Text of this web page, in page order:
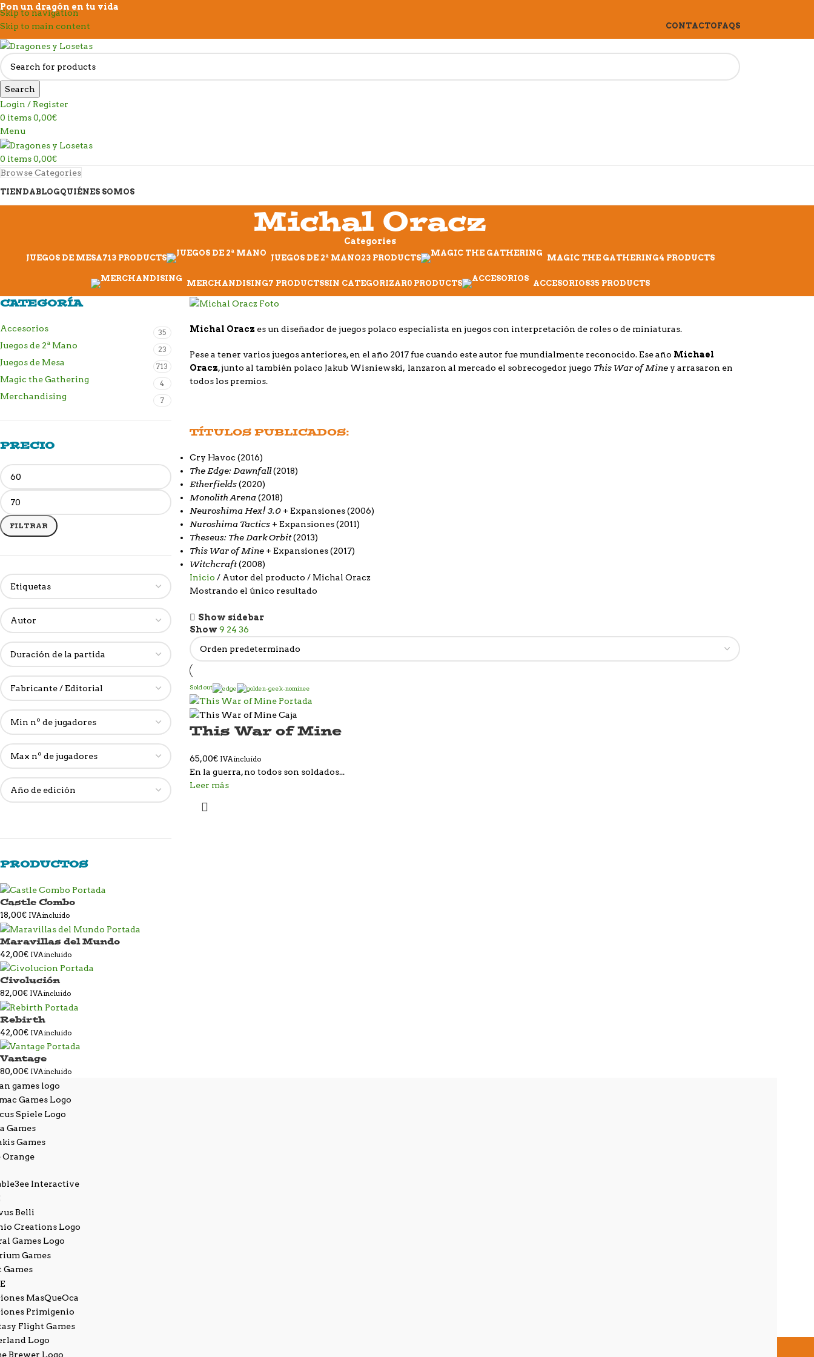
Skip to navigation
Skip to main content
Pon un dragón en tu vida
CONTACTOFAQS
Search
Login / Register
0 items0,00€
Menu
0 items0,00€
Browse Categories
TIENDABLOGQUIÉNES SOMOS
Michal Oracz
Categories
JUEGOS DE MESA713 PRODUCTS JUEGOS DE 2ª MANO23 PRODUCTS MAGIC THE GATHERING4 PRODUCTS
MERCHANDISING7 PRODUCTSSIN CATEGORIZAR0 PRODUCTS ACCESORIOS35 PRODUCTS
CATEGORÍA
Accesorios 35
Juegos de 2ª Mano 23
Juegos de Mesa 713
Magic the Gathering 4
Merchandising 7
PRECIO
FILTRAR
PRODUCTOS
Castle Combo
18,00€ IVA incluido
Maravillas del Mundo
42,00€ IVA incluido
Civolución
82,00€ IVA incluido
Rebirth
42,00€ IVA incluido
Vantage
80,00€ IVA incluido
Michal Oracz es un diseñador de juegos polaco especialista en juegos con interpretación de roles o de miniaturas.
Pese a tener varios juegos anteriores, en el año 2017 fue cuando este autor fue mundialmente reconocido. Ese año Michael
Oracz, junto al también polaco Jakub Wisniewski, lanzaron al mercado el sobrecogedor juego This War of Miney arrasaron en
todos los premios.
TÍTULOS PUBLICADOS:
Cry Havoc(2016)
The Edge: Dawnfall(2018)
Etherfields(2020)
Monolith Arena(2018)
Neuroshima Hex! 3.0+ Expansiones (2006)
Nuroshima Tactics+ Expansiones (2011)
Theseus: The Dark Orbit(2013)
This War of Mine+ Expansiones (2017)
Witchcraft(2008)
Inicio
Autor del producto
Michal Oracz
Mostrando el único resultado
Show sidebar
Show 9 24 36
Sold out
This War of Mine
65,00€ IVA incluido
En la guerra, no todos son soldados...
Leer más